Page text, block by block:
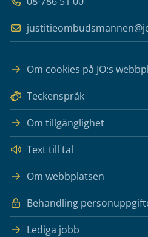
Om cookies på JO:s
Teckenspråk
Om tillgänglighet
Text till tal
Om webbplatsen
Behandling
Lediga jobb